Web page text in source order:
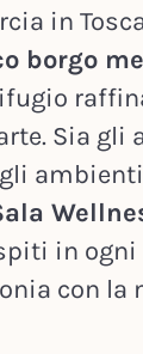
in
borgo
Sia gli
in
con la